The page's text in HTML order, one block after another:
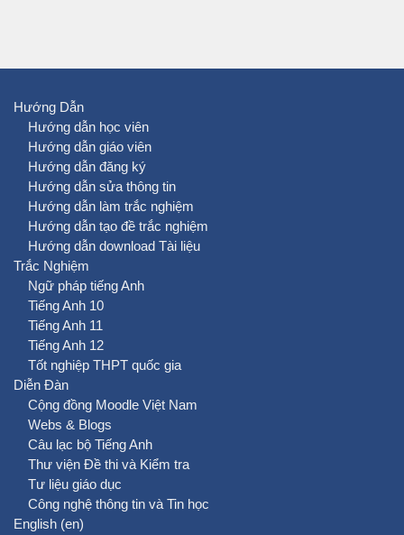
Hướng Dẫn
Hướng dẫn học viên
Hướng dẫn giáo viên
Hướng dẫn đăng ký
Hướng dẫn sửa thông tin
Hướng dẫn làm trắc nghiệm
Hướng dẫn tạo đề trắc nghiệm
Hướng dẫn download Tài liệu
Trắc Nghiệm
Ngữ pháp tiếng Anh
Tiếng Anh 10
Tiếng Anh 11
Tiếng Anh 12
Tốt nghiệp THPT quốc gia
Diễn Đàn
Cộng đồng Moodle Việt Nam
Webs & Blogs
Câu lạc bộ Tiếng Anh
Thư viện Đề thi và Kiểm tra
Tư liệu giáo dục
Công nghệ thông tin và Tin học
English ‎(en)‎